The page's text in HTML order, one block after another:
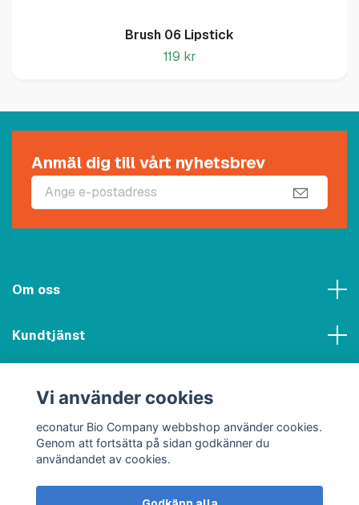
Brush 06 Lipstick
119 kr
Anmäl dig till vårt nyhetsbrev
Om oss
Kundtjänst
Sociala medier
Vi använder cookies
econatur Bio Company webbshop använder cookies.
Genom att fortsätta på sidan godkänner du
användandet av cookies.